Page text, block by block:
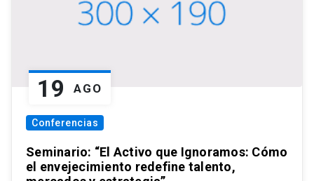
19 AGO
Conferencias
Seminario: “El Activo que Ignoramos: Cómo
el envejecimiento redefine talento,